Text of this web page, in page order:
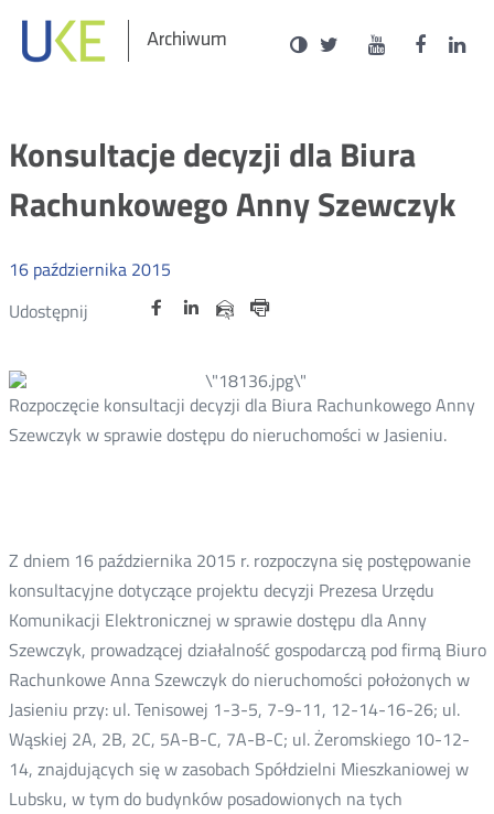
Archiwum Ustawienia
Wersja
Social
Media
UKE
UKE
UKE
Konsultacje decyzji dla Biura
Rachunkowego Anny Szewczyk
16 października 2015
Udostępnij
UdostępnijUdostępnij
na
Udostępnij
na
Udostępnij
przez
Rozpoczęcie konsultacji decyzji dla Biura Rachunkowego Anny
Szewczyk w sprawie dostępu do nieruchomości w Jasieniu.
Z dniem 16 października 2015 r. rozpoczyna się postępowanie
konsultacyjne dotyczące projektu decyzji Prezesa Urzędu
Komunikacji Elektronicznej w sprawie dostępu dla Anny
Szewczyk, prowadzącej działalność gospodarczą pod firmą Biuro
Rachunkowe Anna Szewczyk do nieruchomości położonych w
Jasieniu przy: ul. Tenisowej 1-3-5, 7-9-11, 12-14-16-26; ul.
Wąskiej 2A, 2B, 2C, 5A-B-C, 7A-B-C; ul. Żeromskiego 10-12-
14, znajdujących się w zasobach Spółdzielni Mieszkaniowej w
Lubsku, w tym do budynków posadowionych na tych